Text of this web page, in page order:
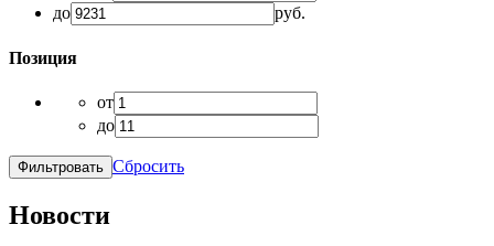
до
руб.
Позиция
от
до
Сбросить
Новости